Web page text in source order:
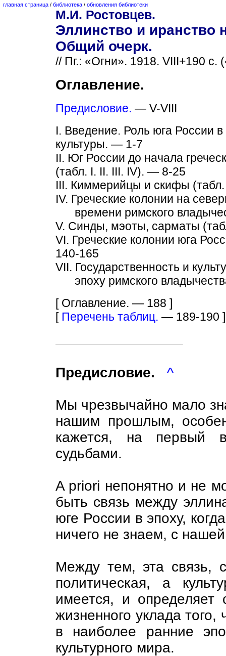
главная страница / библиотека / обновления библиотеки
М.И. Ростовцев.
Эллинство и иранство
Общий очерк.
// Пг.: «Огни». 1918. VIII+190 с.
Оглавление.
Предисловие. — V-VIII
I. Введение. Роль юга России
культуры. — 1-7
II. Юг России до начала
(табл. I. II. III. IV). — 8-25
III. Киммерийцы и скифы
IV. Греческие колонии на
времени римского
V. Синды, мэоты, сарматы
VI. Греческие колонии юга
140-165
VII. Государственность и
эпоху римского
[ Оглавление. — 188 ]
[ Перечень таблиц. — 189-190 ]
Предисловие. ^
Мы чрезвычайно мало
нашим прошлым,
кажется, на первый
судьбами.
A priori непонятно и не
быть связь между
юге России в эпоху,
ничего не знаем, с
Между тем, эта связь,
политическая, а
имеется, и определяет
жизненного уклада
в наиболee ранние
культурного миpa.